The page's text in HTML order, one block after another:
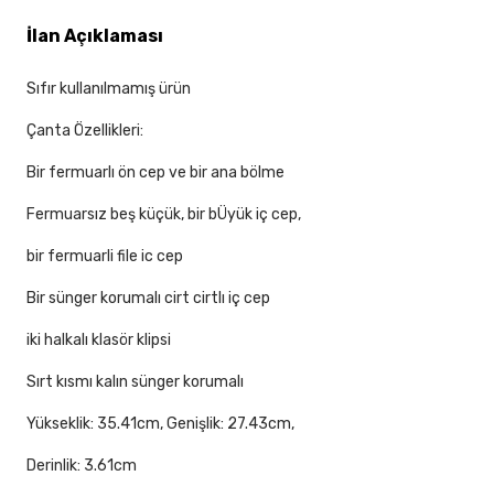
İlan Açıklaması
Sıfır kullanılmamış ürün
Çanta Özellikleri:
Bir fermuarlı ön cep ve bir ana bölme
Fermuarsız beş küçük, bir bÜyük iç cep,
bir fermuarli file ic cep
Bir sünger korumalı cirt cirtlı iç cep
iki halkalı klasör klipsi
Sırt kısmı kalın sünger korumalı
Yükseklik: 35.41cm, Genişlik: 27.43cm,
Derinlik: 3.61cm